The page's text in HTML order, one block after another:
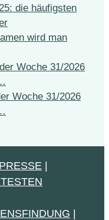
die häufigsten
wird man
Woche 31/2026
Woche 31/2026
PRESSE |
|